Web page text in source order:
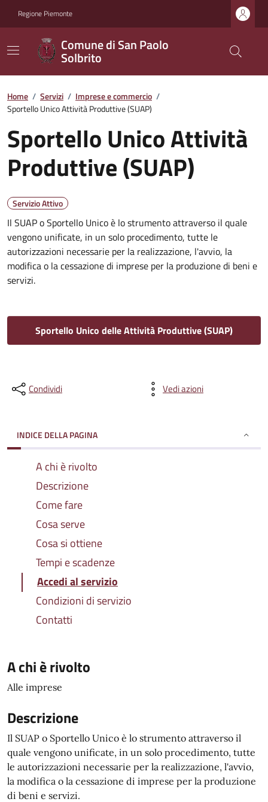
Regione Piemonte
Comune di San Paolo
Solbrito
Home / Servizi / Imprese e commercio /
Sportello Unico Attività Produttive (SUAP)
Sportello Unico Attività
Produttive (SUAP)
Servizio Attivo
Il SUAP o Sportello Unico è lo strumento attraverso il quale
vengono unificate, in un solo procedimento, tutte le
autorizzazioni necessarie per la realizzazione, l'avvio, la
modifica o la cessazione di imprese per la produzione di beni e
servizi.
Sportello Unico delle Attività Produttive (SUAP)
Condividi Vedi azioni
INDICE DELLA PAGINA
A chi è rivolto
Descrizione
Come fare
Cosa serve
Cosa si ottiene
Tempi e scadenze
Accedi al servizio
Condizioni di servizio
Contatti
A chi è rivolto
Alle imprese
Descrizione
Il SUAP o Sportello Unico è lo strumento attraverso il
quale vengono unificate, in un solo procedimento, tutte
le autorizzazioni necessarie per la realizzazione, l'avvio,
la modifica o la cessazione di imprese per la produzione
di beni e servizi.